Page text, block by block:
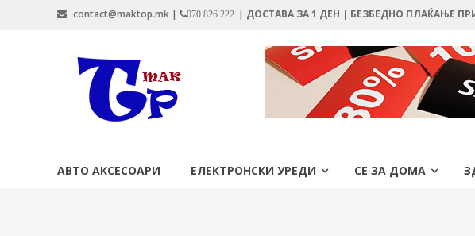
contact@maktop.mk | 070 826 222 | ДОСТАВА ЗА 1 ДЕН | БЕЗБЕДНО ПЛАЌАЊЕ
MAKTOP.MK
АВТО АКСЕСОАРИ ЕЛЕКТРОНСКИ УРЕДИ СЕ ЗА ДОМА